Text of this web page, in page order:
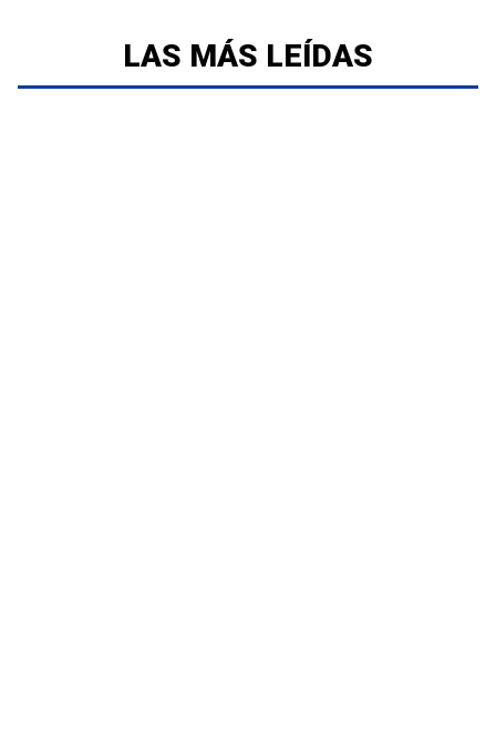
LAS MÁS LEÍDAS